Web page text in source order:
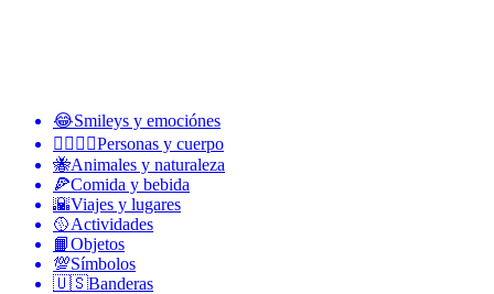
😂Smileys y emociónes
👩‍❤️‍💋‍👨Personas y cuerpo
🐝Animales y naturaleza
🍕Comida y bebida
🌇Viajes y lugares
🥎Actividades
📙Objetos
💯Símbolos
🇺🇸Banderas